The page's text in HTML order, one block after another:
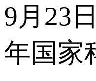
9月23
年国家